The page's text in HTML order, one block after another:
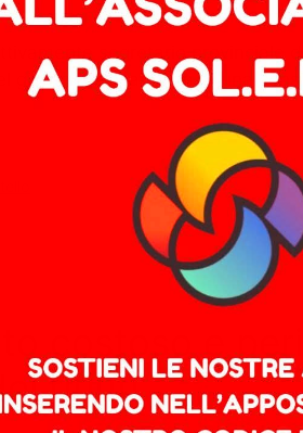
segretario provinciale
giorno la decadenza di una
costoso e
rifiuti